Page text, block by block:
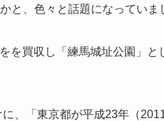
と、色々と話題になっていま
を買収し「練馬城址公園」
、「東京都が平成23年（